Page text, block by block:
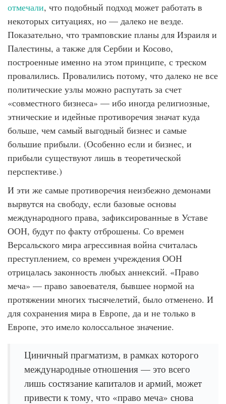
отмечали, что подобный подход может работать в
некоторых ситуациях, но — далеко не везде.
Показательно, что трамповские планы для Израиля и
Палестины, а также для Сербии и Косово,
построенные именно на этом принципе, с треском
провалились. Провалились потому, что далеко не все
политические узлы можно распутать за счет
«совместного бизнеса» — ибо иногда религиозные,
этнические и идейные противоречия значат куда
больше, чем самый выгодный бизнес и самые
большие прибыли. (Особенно если и бизнес, и
прибыли существуют лишь в теоретической
перспективе.)
И эти же самые противоречия неизбежно демонами
вырвутся на свободу, если базовые основы
международного права, зафиксированные в Уставе
ООН, будут по факту отброшены. Со времен
Версальского мира агрессивная война считалась
преступлением, со времен учреждения ООН
отрицалась законность любых аннексий. «Право
меча» — право завоевателя, бывшее нормой на
протяжении многих тысячелетий, было отменено. И
для сохранения мира в Европе, да и не только в
Европе, это имело колоссальное значение.
Циничный прагматизм, в рамках которого
международные отношения — это всего
лишь состязание капиталов и армий, может
привести к тому, что «право меча» снова